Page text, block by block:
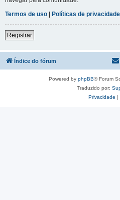
Termos de uso | Políticas de privacidade
Registrar
Índice do fórum
Powered by phpBB® Forum
Traduzido por:
Privacidade |